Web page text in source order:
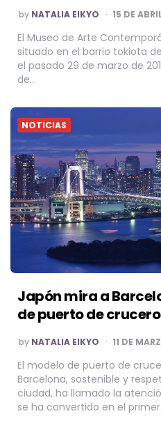
POSTED
BY
by NATALIA EIKYO 15 DE
El Museo de Arte
situado en el barrio tokiota
el pasado 29 de marzo de
de…
NOTICIAS
Japón mira a
de puerto de
POSTED
BY
by NATALIA EIKYO 11 DE
El modelo de puerto de
Barcelona, sostenible y
ciudad, ha llamado la
se ha convertido en el